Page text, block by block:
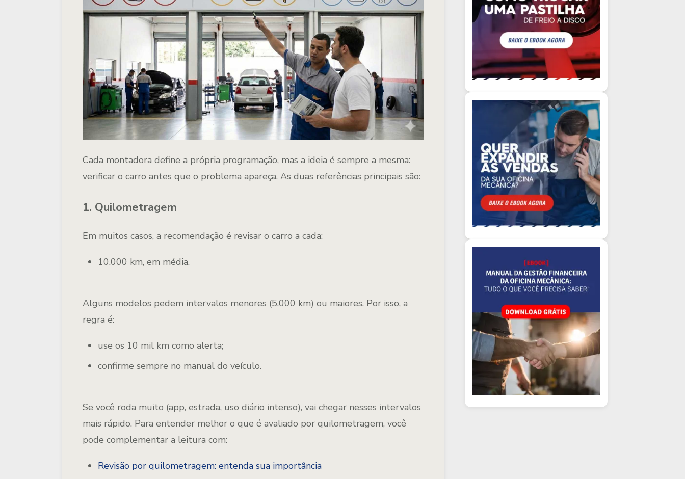
Cada montadora define a própria programação, mas a ideia é sempre a mesma:
verificar o carro antes que o problema apareça. As duas referências principais são:
1. Quilometragem
Em muitos casos, a recomendação é revisar o carro a cada:
10.000 km, em média.
Alguns modelos pedem intervalos menores (5.000 km) ou maiores. Por isso, a
regra é:
use os 10 mil km como alerta;
confirme sempre no manual do veículo.
Se você roda muito (app, estrada, uso diário intenso), vai chegar nesses intervalos
mais rápido. Para entender melhor o que é avaliado por quilometragem, você
pode complementar a leitura com:
Revisão por quilometragem: entenda sua importância